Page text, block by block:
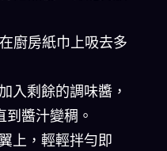
廚房紙巾上吸去多
入剩餘的調味醬，
醬汁變稠。
上，輕輕拌勻即